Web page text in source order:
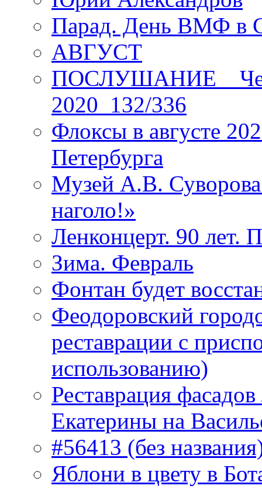
Парад. День ВМФ в
АВГУСТ
ПОСЛУШАНИЕ _
2020_132/336
Флоксы в августе
Петербурга
Музей А.В.
наголо!»
Ленконцерт. 90 лет.
Зима. Февраль
Фонтан будет
Феодоровский
реставрации с
использованию)
Реставрация
Екатерины на
#56413 (без
Яблони в цвету в